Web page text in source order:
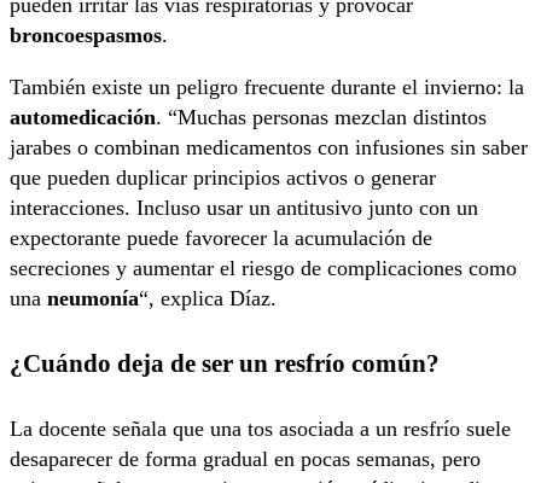
broncoespasmos.
También existe un peligro frecuente durante el invierno: la
automedicación. “Muchas personas mezclan distintos
jarabes o combinan medicamentos con infusiones sin saber
que pueden duplicar principios activos o generar
interacciones. Incluso usar un antitusivo junto con un
expectorante puede favorecer la acumulación de
secreciones y aumentar el riesgo de complicaciones como
una neumonía“, explica Díaz.
¿Cuándo deja de ser un resfrío común?
La docente señala que una tos asociada a un resfrío suele
desaparecer de forma gradual en pocas semanas, pero